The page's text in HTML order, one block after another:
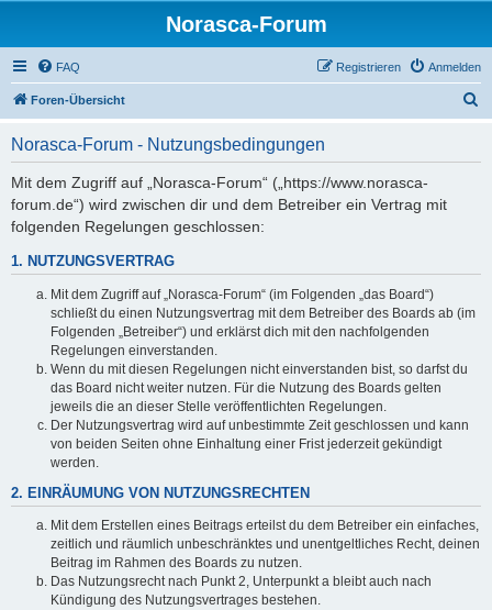
Norasca-Forum
FAQ Anmelden
Registrieren
Foren-Übersicht
Norasca-Forum - Nutzungsbedingungen
Mit dem Zugriff auf „Norasca-Forum“ („https://www.norasca-
forum.de“) wird zwischen dir und dem Betreiber ein Vertrag mit
folgenden Regelungen geschlossen:
1. NUTZUNGSVERTRAG
Mit dem Zugriff auf „Norasca-Forum“ (im Folgenden „das Board“)
schließt du einen Nutzungsvertrag mit dem Betreiber des Boards ab (im
Folgenden „Betreiber“) und erklärst dich mit den nachfolgenden
Regelungen einverstanden.
Wenn du mit diesen Regelungen nicht einverstanden bist, so darfst du
das Board nicht weiter nutzen. Für die Nutzung des Boards gelten
jeweils die an dieser Stelle veröffentlichten Regelungen.
Der Nutzungsvertrag wird auf unbestimmte Zeit geschlossen und kann
von beiden Seiten ohne Einhaltung einer Frist jederzeit gekündigt
werden.
2. EINRÄUMUNG VON NUTZUNGSRECHTEN
Mit dem Erstellen eines Beitrags erteilst du dem Betreiber ein einfaches,
zeitlich und räumlich unbeschränktes und unentgeltliches Recht, deinen
Beitrag im Rahmen des Boards zu nutzen.
Das Nutzungsrecht nach Punkt 2, Unterpunkt a bleibt auch nach
Kündigung des Nutzungsvertrages bestehen.